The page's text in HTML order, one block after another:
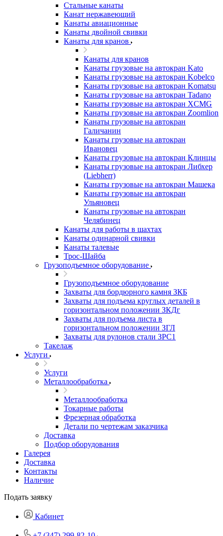
Стальные канаты
Канат нержавеющий
Канаты авиационные
Канаты двойной свивки
Канаты для кранов
Канаты для кранов
Канаты грузовые на автокран Kato
Канаты грузовые на автокран Kobelco
Канаты грузовые на автокран Komatsu
Канаты грузовые на автокран Tadano
Канаты грузовые на автокран XCMG
Канаты грузовые на автокран Zoomlion
Канаты грузовые на автокран
Галичанин
Канаты грузовые на автокран
Ивановец
Канаты грузовые на автокран Клинцы
Канаты грузовые на автокран Либхер
(Liebherr)
Канаты грузовые на автокран Машека
Канаты грузовые на автокран
Ульяновец
Канаты грузовые на автокран
Челябинец
Канаты для работы в шахтах
Канаты одинарной свивки
Канаты талевые
Трос-Шайба
Грузоподъемное оборудование
Грузоподъемное оборудование
Захваты для бордюрного камня ЗКБ
Захваты для подъема круглых деталей в
горизонтальном положении ЗКДг
Захваты для подъема листа в
горизонтальном положении ЗГЛ
Захваты для рулонов стали ЗРС1
Такелаж
Услуги
Услуги
Металлообработка
Металлообработка
Токарные работы
Фрезерная обработка
Детали по чертежам заказчика
Доставка
Подбор оборудования
Галерея
Доставка
Контакты
Наличие
Подать заявку
Кабинет